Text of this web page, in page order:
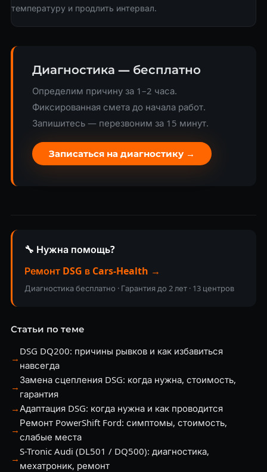
температуру и продлить интервал.
Диагностика — бесплатно
Определим причину за 1–2 часа.
Фиксированная смета до начала работ.
Запишитесь — перезвоним за 15 минут.
Записаться на диагностику →
🔧 Нужна помощь?
Ремонт DSG в Cars-Health →
Диагностика бесплатно · Гарантия до 2 лет · 13 центров
Статьи по теме
→
DSG DQ200: причины рывков и как избавиться
навсегда
→
Замена сцепления DSG: когда нужна, стоимость,
гарантия
→Адаптация DSG: когда нужна и как проводится
→
Ремонт PowerShift Ford: симптомы, стоимость,
слабые места
→
S-Tronic Audi (DL501 / DQ500): диагностика,
мехатроник, ремонт